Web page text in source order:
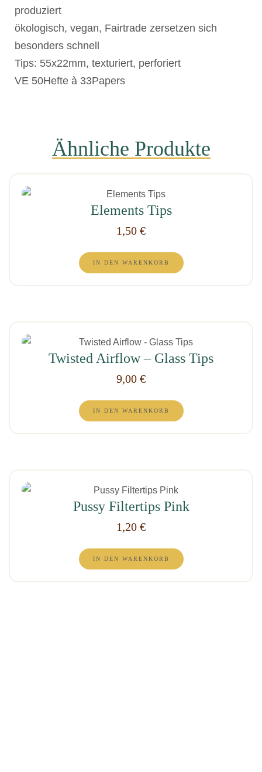
produziert
ökologisch, vegan, Fairtrade zersetzen sich
besonders schnell
Tips: 55x22mm, texturiert, perforiert
VE 50Hefte à 33Papers
Ähnliche Produkte
Elements Tips
1,50 €
IN DEN WARENKORB
Twisted Airflow – Glass Tips
9,00 €
IN DEN WARENKORB
Pussy Filtertips Pink
1,20 €
IN DEN WARENKORB